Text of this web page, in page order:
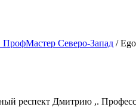
Северо-Запад /
респект Дмитрию ,.